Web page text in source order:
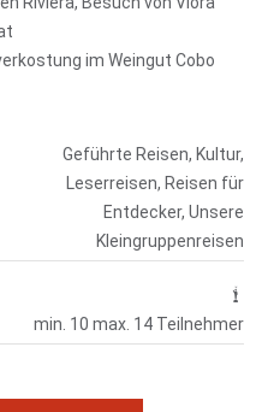
im Weingut Cobo
Geführte Reisen, Kultur,
Leserreisen, Reisen für
Entdecker, Unsere
Kleingruppenreisen
min. 10 max. 14 Teilnehmer